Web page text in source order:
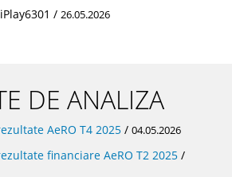
/ 26.05.2026
DE ANALIZA
AeRO T4 2025 / 04.05.2026
financiare AeRO T2 2025 /